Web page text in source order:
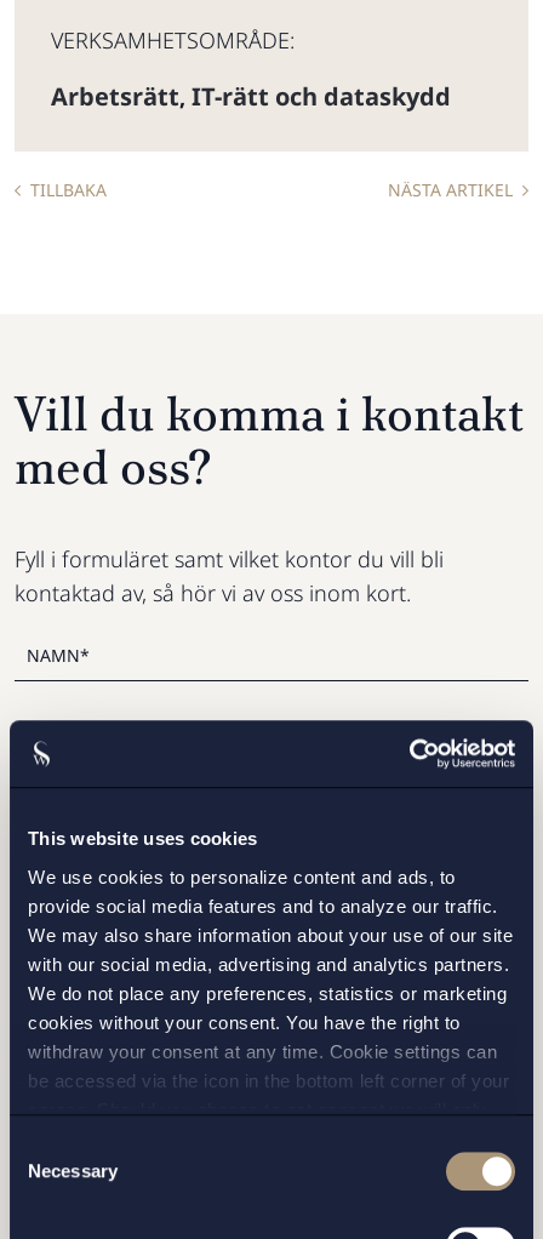
This website uses cookies
We use cookies to personalize content and ads, to
provide social media features and to analyze our traffic.
We may also share information about your use of our site
with our social media, advertising and analytics partners.
We do not place any preferences, statistics or marketing
cookies without your consent. You have the right to
withdraw your consent at any time. Cookie settings can
be accessed via the icon in the bottom left corner of your
screen. Should you choose to not consent we will only
andprivacy policy
for more details on cookies and our
Selection
Necessary
VERKSAMHETSOMRÅDE:
Arbetsrätt, IT-rätt och dataskydd
TILLBAKA NÄSTA ARTIKEL
STOCKHOLM
GÖTEBORG
MALMÖ
Vill du komma i kontakt
med oss?
Fyll i formuläret samt vilket kontor du vill bli
kontaktad av, så hör vi av oss inom kort.